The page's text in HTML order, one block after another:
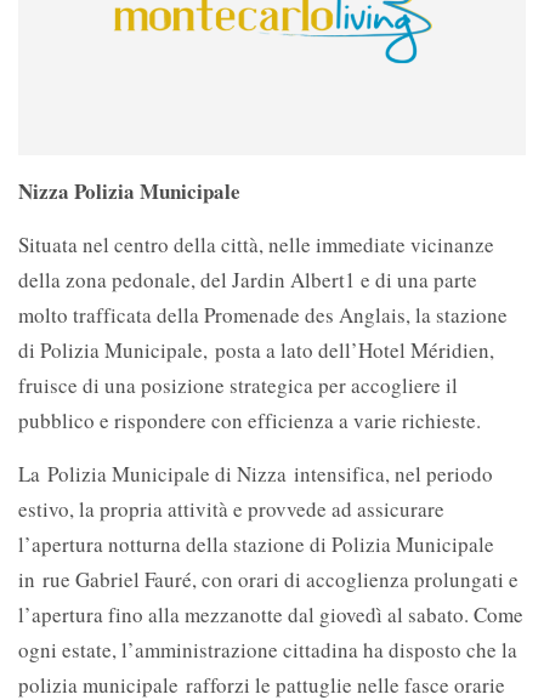
Nizza Polizia Municipale
Situata nel centro della città, nelle immediate vicinanze
della zona pedonale, del Jardin Albert1 e di una parte
molto trafficata della Promenade des Anglais, la stazione
di Polizia Municipale, posta a lato dell’Hotel Méridien,
fruisce di una posizione strategica per accogliere il
pubblico e rispondere con efficienza a varie richieste.
La Polizia Municipale di Nizza intensifica, nel periodo
estivo, la propria attività e provvede ad assicurare
l’apertura notturna della stazione di Polizia Municipale
in rue Gabriel Fauré, con orari di accoglienza prolungati e
l’apertura fino alla mezzanotte dal giovedì al sabato. Come
ogni estate, l’amministrazione cittadina ha disposto che la
polizia municipale rafforzi le pattuglie nelle fasce orarie